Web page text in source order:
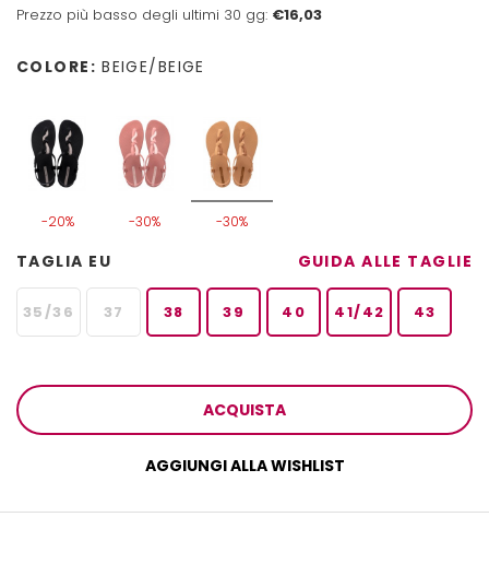
Prezzo più basso degli ultimi 30 gg: €16,03
COLORE: BEIGE/BEIGE
-20% -30% -30%
TAGLIA EU GUIDA ALLE TAGLIE
35/36 37 38 39 40 41/42 43
ACQUISTA
AGGIUNGI ALLA WISHLIST